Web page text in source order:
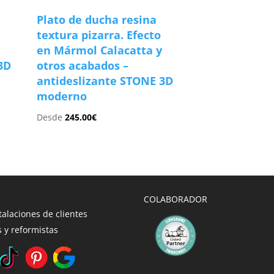
Plato de ducha resina
textura pizarra. Efecto
en Mármol Calacatta y
otros acabados –
antideslizante STONE 3D
moderno
Desde245.00€
de clientes
y reformistas
COLABORADOR